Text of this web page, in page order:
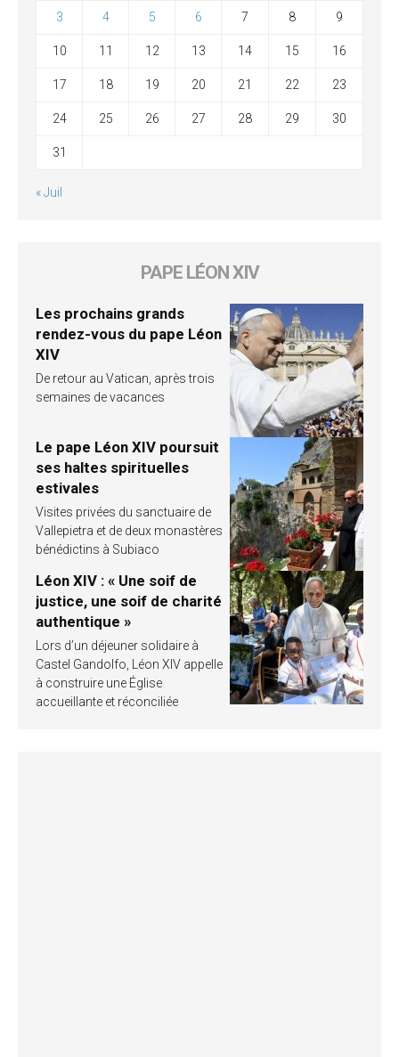
3 4 5 6 7 8 9
10 11 12 13 14 15 16
17 18 19 20 21 22 23
24 25 26 27 28 29 30
31
« Juil
PAPE LÉON XIV
Les prochains grands
rendez-vous du pape Léon
XIV
De retour au Vatican, après trois
semaines de vacances
Le pape Léon XIV poursuit
ses haltes spirituelles
estivales
Visites privées du sanctuaire de
Vallepietra et de deux monastères
bénédictins à Subiaco
Léon XIV : « Une soif de
justice, une soif de charité
authentique »
Lors d’un déjeuner solidaire à
Castel Gandolfo, Léon XIV appelle
à construire une Église
accueillante et réconciliée